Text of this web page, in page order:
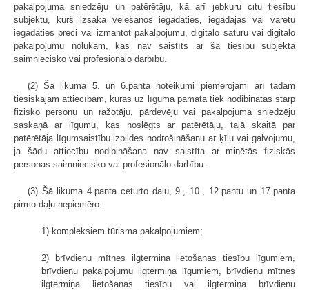
pakalpojuma sniedzēju un patērētāju, kā arī jebkuru citu tiesību
subjektu, kurš izsaka vēlēšanos iegādāties, iegādājas vai varētu
iegādāties preci vai izmantot pakalpojumu, digitālo saturu vai digitālo
pakalpojumu nolūkam, kas nav saistīts ar šā tiesību subjekta
saimniecisko vai profesionālo darbību.
(2) Šā likuma 5. un 6.panta noteikumi piemērojami arī tādām
tiesiskajām attiecībām, kuras uz līguma pamata tiek nodibinātas starp
fizisko personu un ražotāju, pārdevēju vai pakalpojuma sniedzēju
saskaņā ar līgumu, kas noslēgts ar patērētāju, tajā skaitā par
patērētāja līgumsaistību izpildes nodrošināšanu ar ķīlu vai galvojumu,
ja šādu attiecību nodibināšana nav saistīta ar minētās fiziskās
personas saimniecisko vai profesionālo darbību.
(3) Šā likuma 4.panta ceturto daļu, 9., 10., 12.pantu un 17.panta
pirmo daļu nepiemēro:
1) kompleksiem tūrisma pakalpojumiem;
2) brīvdienu mītnes ilgtermiņa lietošanas tiesību līgumiem,
brīvdienu pakalpojumu ilgtermiņa līgumiem, brīvdienu mītnes
ilgtermiņa lietošanas tiesību vai ilgtermiņa brīvdienu